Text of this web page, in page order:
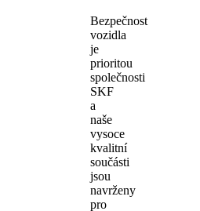
Bezpečnost
vozidla
je
prioritou
společnosti
SKF
a
naše
vysoce
kvalitní
součásti
jsou
navrženy
pro